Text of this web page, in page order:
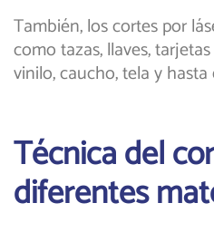
También, los cortes por
como tazas, llaves,
vinilo, caucho, tela y hasta
Técnica del
diferentes